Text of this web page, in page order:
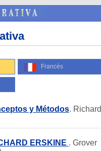
Francés
y Métodos. Richard
ERSKINE . Grover